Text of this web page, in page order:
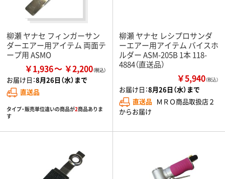
柳瀬 ヤナセ フィンガーサン
ダーエアー用アイテム 両面テ
ープ用 ASMO
￥1,936 ￥2,200
お届け日：8月26日（水）まで
直送品
タイプ・販売単位違いの商品が2商品ありま
す
柳瀬 ヤナセ レシプロサンダ
ーエアー用アイテム バイスホ
ルダー ASM-205B 1本 118-
4884（直送品）
￥5,940（税込）
お届け日：8月26日（水）まで
直送品 ＭＲＯ商品取扱店２
からお届け